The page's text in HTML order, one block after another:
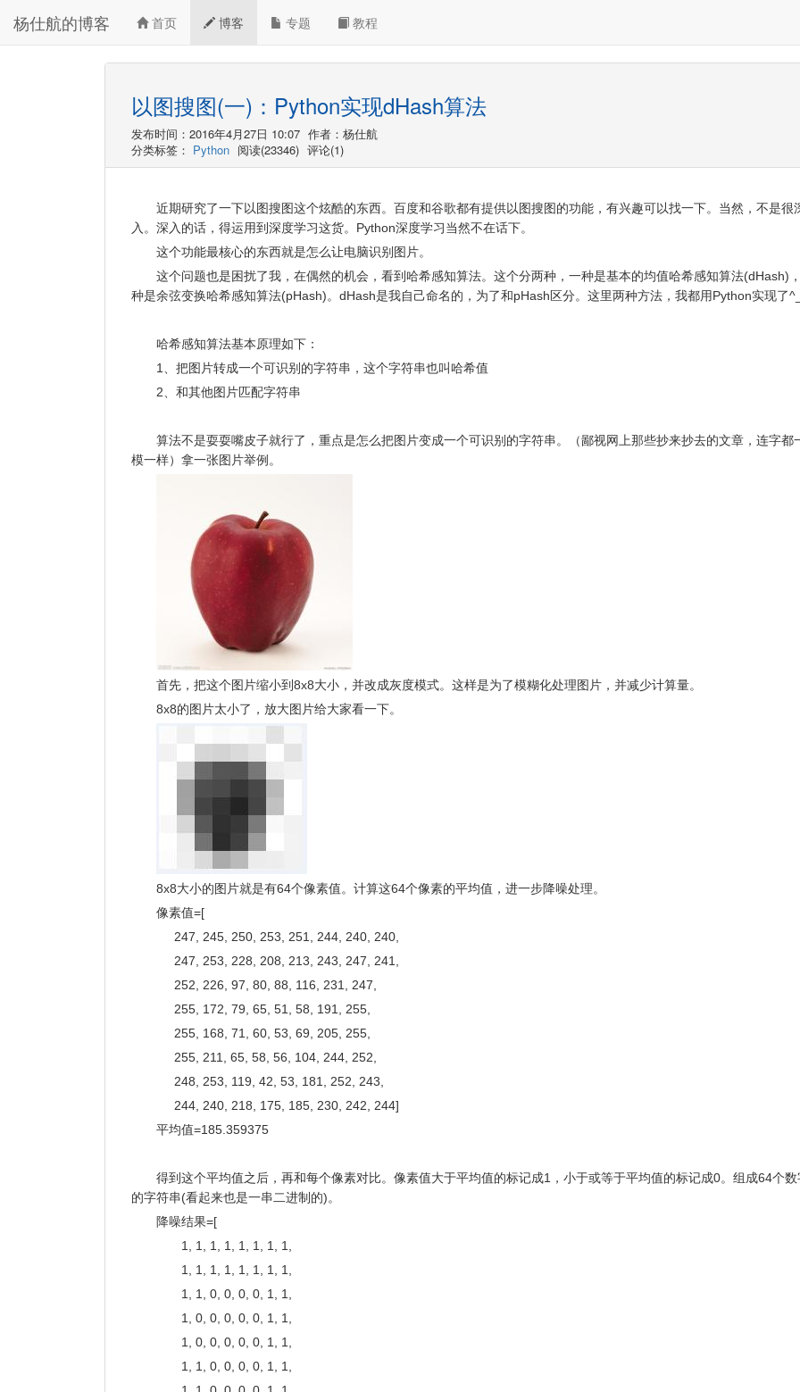
杨仕航的博客 首页 博客 专题 教程
以图搜图(一)：Python实现dHash算法
发布时间：2016年4月27日 10:07 作者：杨仕航
分类标签： Python 阅读(23346) 评论(1)
近期研究了一下以图搜图这个炫酷的东西。百度和谷歌都有提供以图搜图的功能，有兴趣可以找一下。当然，不是很
入。深入的话，得运用到深度学习这货。Python深度学习当然不在话下。
这个功能最核心的东西就是怎么让电脑识别图片。
这个问题也是困扰了我，在偶然的机会，看到哈希感知算法。这个分两种，一种是基本的均值哈希感知算法(dHash)
种是余弦变换哈希感知算法(pHash)。dHash是我自己命名的，为了和pHash区分。这里两种方法，我都用Python实现了
哈希感知算法基本原理如下：
1、把图片转成一个可识别的字符串，这个字符串也叫哈希值
2、和其他图片匹配字符串
算法不是耍耍嘴皮子就行了，重点是怎么把图片变成一个可识别的字符串。（鄙视网上那些抄来抄去的文章，连字都
模一样）拿一张图片举例。
首先，把这个图片缩小到8x8大小，并改成灰度模式。这样是为了模糊化处理图片，并减少计算量。
8x8的图片太小了，放大图片给大家看一下。
8x8大小的图片就是有64个像素值。计算这64个像素的平均值，进一步降噪处理。
像素值=[
247, 245, 250, 253, 251, 244, 240, 240,
247, 253, 228, 208, 213, 243, 247, 241,
252, 226, 97, 80, 88, 116, 231, 247,
255, 172, 79, 65, 51, 58, 191, 255,
255, 168, 71, 60, 53, 69, 205, 255,
255, 211, 65, 58, 56, 104, 244, 252,
248, 253, 119, 42, 53, 181, 252, 243,
244, 240, 218, 175, 185, 230, 242, 244]
平均值=185.359375
得到这个平均值之后，再和每个像素对比。像素值大于平均值的标记成1，小于或等于平均值的标记成0。组成64个数
的字符串(看起来也是一串二进制的)。
降噪结果=[
1, 1, 1, 1, 1, 1, 1, 1,
1, 1, 1, 1, 1, 1, 1, 1,
1, 1, 0, 0, 0, 0, 1, 1,
1, 0, 0, 0, 0, 0, 1, 1,
1, 0, 0, 0, 0, 0, 1, 1,
1, 1, 0, 0, 0, 0, 1, 1,